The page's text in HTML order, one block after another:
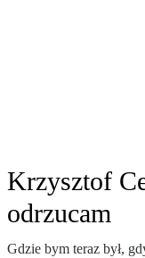
Krzysztof
odrzucam
Gdzie bym teraz był,